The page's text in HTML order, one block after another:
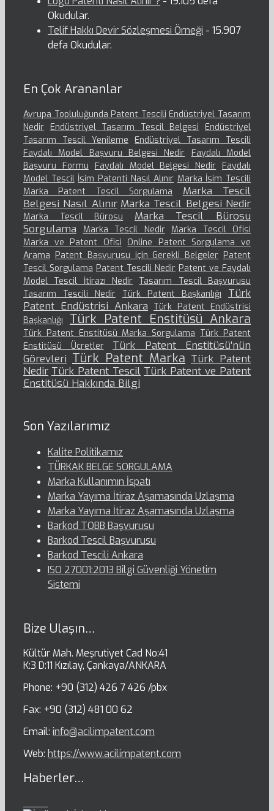
Okudular.
Telif Hakkı Devir Sözleşmesi Örneği - 15.907
defa Okudular.
En Çok Arananlar
Avrupa Topluluğunda Patent Tescili Endüstriyel Tasarım
Nedir Endüstriyel Tasarım Tescil Belgesi
Endüstriyel
Tasarım Tescil Yenileme
Endüstriyel Tasarım Tescili
Faydalı Model Başvuru Belgesi Nedir
Faydalı Model
Başvuru Formu
Faydalı Model Belgesi Nedir Faydalı
Model Tescil İsim Patenti Nasıl Alınır Marka İsim Tescili
Marka Patent Tescil Sorgulama
Marka Tescil
Belgesi Nasıl Alınır Marka Tescil Belgesi Nedir
Marka Tescil Bürosu
Marka Tescil Bürosu
Sorgulama
Marka Tescil Nedir Marka Tescil Ofisi
Marka ve Patent Ofisi Online Patent Sorgulama ve
Arama Patent Başvurusu için Gerekli Belgeler Patent
Tescil Sorgulama Patent Tescili Nedir Patent ve Faydalı
Model Tescil İtirazı Nedir Tasarım Tescil Başvurusu
Tasarım Tescili Nedir
Türk Patent Başkanlığı
Türk
Patent Endüstrisi Ankara Türk Patent Endüstrisi
Başkanlığı
Türk Patent Enstitüsü Ankara
Türk Patent Enstitüsü Marka Sorgulama Türk Patent
Enstitüsü Ücretler
Türk Patent Enstitüsü’nün
Görevleri Türk Patent Marka Türk Patent
Nedir Türk Patent Tescil Türk Patent ve Patent
Enstitüsü Hakkında Bilgi
Son Yazılarımız
Kalite Politikamız
TÜRKAK BELGE SORGULAMA
Marka Kullanımın İspatı
Marka Yayıma İtiraz Aşamasında Uzlaşma
Marka Yayıma İtiraz Aşamasında Uzlaşma
Barkod TOBB Başvurusu
Barkod Tescil Başvurusu
Barkod Tescili Ankara
ISO 27001:2013 Bilgi Güvenliği Yönetim
Sistemi
Bize Ulaşın…
Kültür Mah. Meşrutiyet Cad No:41
K:3 D:11 Kızılay, Çankaya/ANKARA
Phone: +90 (312) 426 7 426 /pbx
Fax: +90 (312) 481 00 62
Email: info@acilimpatent.com
Web: https://www.acilimpatent.com
Haberler…